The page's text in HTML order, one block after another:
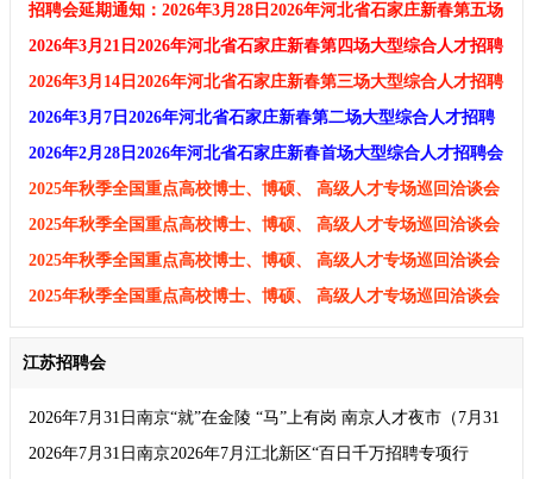
会
招聘会延期通知：2026年3月28日2026年河北省石家庄新春第五场
大型综合人才招聘会
2026年3月21日2026年河北省石家庄新春第四场大型综合人才招聘
会
2026年3月14日2026年河北省石家庄新春第三场大型综合人才招聘
会
2026年3月7日2026年河北省石家庄新春第二场大型综合人才招聘
会
2026年2月28日2026年河北省石家庄新春首场大型综合人才招聘会
2025年秋季全国重点高校博士、博硕、 高级人才专场巡回洽谈会
及招聘会企业邀请函
2025年秋季全国重点高校博士、博硕、 高级人才专场巡回洽谈会
及招聘会企业邀请函
2025年秋季全国重点高校博士、博硕、 高级人才专场巡回洽谈会
及招聘会企业邀请函
2025年秋季全国重点高校博士、博硕、 高级人才专场巡回洽谈会
江苏招聘会
2026年7月31日南京“就”在金陵 “马”上有岗 南京人才夜市（7月31
日）
2026年7月31日南京2026年7月江北新区“百日千万招聘专项行